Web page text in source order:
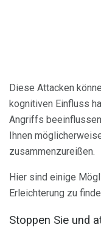
Diese Attacken
kognitiven Einfluss
Angriffs
Ihnen
zusammenzureißen.
Hier sind einige
Erleichterung zu
Stoppen Sie und